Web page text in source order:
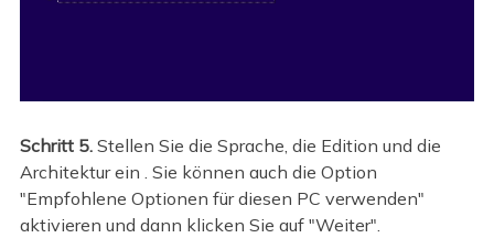
Schritt 5.Stellen Sie die Sprache, die Edition und die
Architektur ein . Sie können auch die Option
"Empfohlene Optionen für diesen PC verwenden"
aktivieren und dann klicken Sie auf "Weiter".